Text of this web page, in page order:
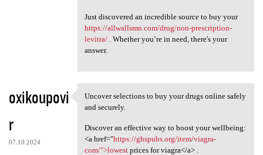
Just discovered an incredible source to buy your
https://allwallsmn.com/drug/non-prescription-
levitra/. Whether you’re in need, there's your
answer.
oxikoupovi
r
07.10.2024
Uncover selections to buy
Uncover selections to buy your drugs online safely
and securely.
Discover an effective way to boost your wellbeing:
<a href="https://ghspubs.org/item/viagra-
com/">lowestprices for viagra</a> .